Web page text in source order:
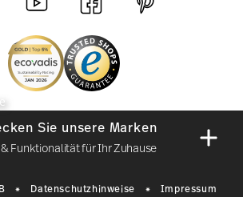
Sie unsere Marken
Funktionalität für Ihr Zuhause
Datenschutzhinweise
Impressum
Newsletter und erhalten
im Wert von 10%!
über Neuigkeiten, Trends